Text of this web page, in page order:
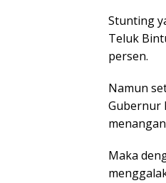
Stunting
Teluk
persen.
Namun
Gubernur
Maka